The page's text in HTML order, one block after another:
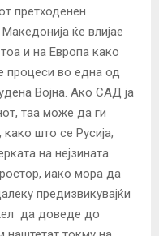
претходенен
ќе влијае
и на Европа како
процеси во една од
Војна. Ако САД ја
таа може да ги
што се Русија,
на нејзината
иако мора да
предизвикувајќи
да доведе до